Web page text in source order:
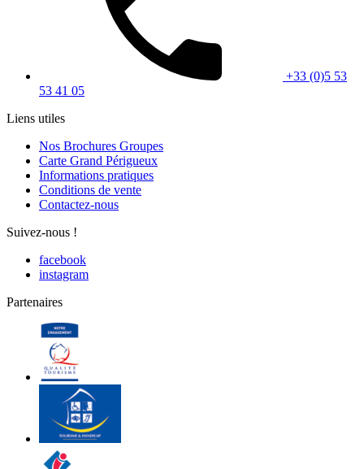
+33 (0)5 53
53 41 05
Liens utiles
Nos Brochures Groupes
Carte Grand Périgueux
Informations pratiques
Conditions de vente
Contactez-nous
Suivez-nous !
facebook
instagram
Partenaires